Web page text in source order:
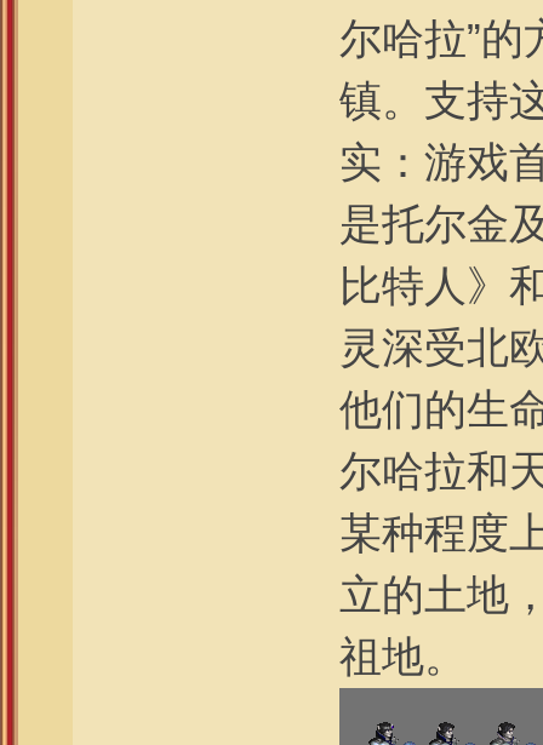
尔哈拉”
镇。支持
实：游戏
是托尔金
比特人》
灵深受北
他们的生
尔哈拉和
某种程度
立的土地
祖地。